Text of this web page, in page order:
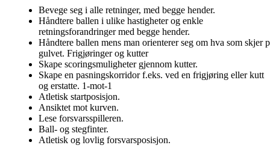
Bevege seg i alle retninger, med begge hender.
Håndtere ballen i ulike hastigheter og enkle
retningsforandringer med begge hender.
Håndtere ballen mens man orienterer seg om hva som skjer
gulvet. Frigjøringer og kutter
Skape scoringsmuligheter gjennom kutter.
Skape en pasningskorridor f.eks. ved en frigjøring eller kutt
og erstatte. 1-mot-1
Atletisk startposisjon.
Ansiktet mot kurven.
Lese forsvarsspilleren.
Ball- og stegfinter.
Atletisk og lovlig forsvarsposisjon.